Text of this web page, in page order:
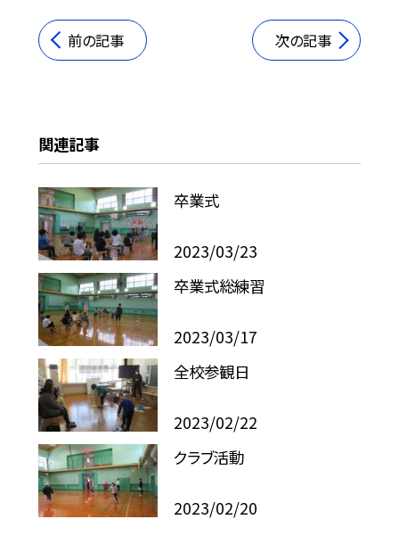
前の記事 次の記事
関連記事
卒業式
2023/03/23
卒業式総練習
2023/03/17
全校参観日
2023/02/22
クラブ活動
2023/02/20